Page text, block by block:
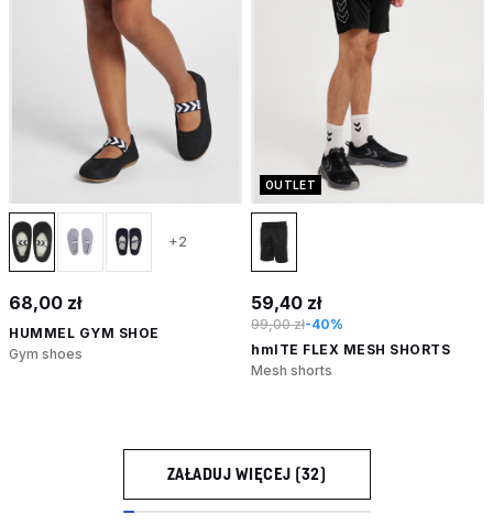
+2
68,00 zł
HUMMEL GYM SHOE
Gym shoes
OUTLET
59,40 zł
99,00 zł-40%
hmlTE FLEX MESH SHORTS
Mesh shorts
ZAŁADUJ WIĘCEJ (32)